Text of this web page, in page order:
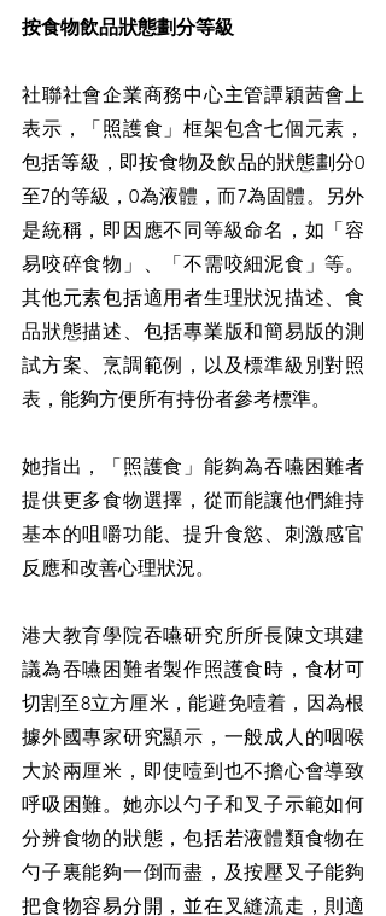
按食物飲品狀態劃分等級
社聯社會企業商務中心主管譚穎茜會上
表示，「照護食」框架包含七個元素，
包括等級，即按食物及飲品的狀態劃分0
至7的等級，0為液體，而7為固體。另外
是統稱，即因應不同等級命名，如「容
易咬碎食物」、「不需咬細泥食」等。
其他元素包括適用者生理狀況描述、食
品狀態描述、包括專業版和簡易版的測
試方案、烹調範例，以及標準級別對照
表，能夠方便所有持份者參考標準。
她指出，「照護食」能夠為吞嚥困難者
提供更多食物選擇，從而能讓他們維持
基本的咀嚼功能、提升食慾、刺激感官
反應和改善心理狀況。
港大教育學院吞嚥研究所所長陳文琪建
議為吞嚥困難者製作照護食時，食材可
切割至8立方厘米，能避免噎着，因為根
據外國專家研究顯示，一般成人的咽喉
大於兩厘米，即使噎到也不擔心會導致
呼吸困難。她亦以勺子和叉子示範如何
分辨食物的狀態，包括若液體類食物在
勺子裏能夠一倒而盡，及按壓叉子能夠
把食物容易分開，並在叉縫流走，則適